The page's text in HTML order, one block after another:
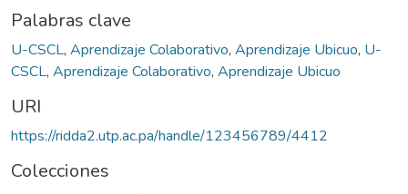
Palabras clave
U-CSCL, Aprendizaje Colaborativo, Aprendizaje Ubicuo, U-
CSCL, Aprendizaje Colaborativo, Aprendizaje Ubicuo
URI
https://ridda2.utp.ac.pa/handle/123456789/4412
Colecciones